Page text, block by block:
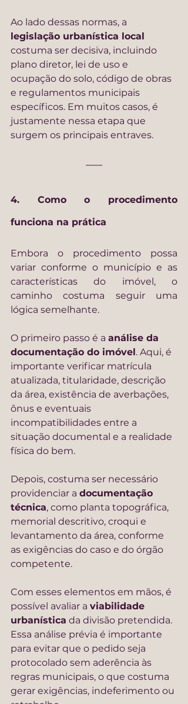
Ao lado dessas normas, a
legislação urbanística local
costuma ser decisiva, incluindo
plano diretor, lei de uso e
ocupação do solo, código de obras
e regulamentos municipais
específicos. Em muitos casos, é
justamente nessa etapa que
surgem os principais entraves.
4. Como o procedimento
funciona na prática
Embora o procedimento possa
variar conforme o município e as
características do imóvel, o
caminho costuma seguir uma
lógica semelhante.
O primeiro passo é a análise da
documentação do imóvel. Aqui, é
importante verificar matrícula
atualizada, titularidade, descrição
da área, existência de averbações,
ônus e eventuais
incompatibilidades entre a
situação documental e a realidade
física do bem.
Depois, costuma ser necessário
providenciar a documentação
técnica, como planta topográfica,
memorial descritivo, croqui e
levantamento da área, conforme
as exigências do caso e do órgão
competente.
Com esses elementos em mãos, é
possível avaliar a viabilidade
urbanística da divisão pretendida.
Essa análise prévia é importante
para evitar que o pedido seja
protocolado sem aderência às
regras municipais, o que costuma
gerar exigências, indeferimento ou